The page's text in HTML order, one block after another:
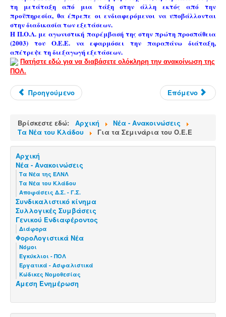
τη μετάταξη από μια τάξη στην άλλη εκτός από την
προϋπηρεσία, θα έπρεπε οι ενδιαφερόμενοι να υποβάλλονται
στην διαδικασία των εξετάσεων.
Η Π.Ο.Λ. με αγωνιστική παρέμβασή της στην πρώτη προσπάθεια
(2003) του Ο.Ε.Ε. να εφαρμόσει την παραπάνω διάταξη,
απέτρεψε τη διεξαγωγή εξετάσεων.
Πατήστε εδώ για να διαβάσετε ολόκληρη την ανακοίνωση της
ΠΟΛ.
Προηγούμενο Επόμενο
Βρίσκεστε εδώ: Αρχική
Νέα - Ανακοινώσεις
Τα Νέα του Κλάδου
Για τα Σεμινάρια του Ο.Ε.Ε
Αρχική
Νέα - Ανακοινώσεις
Τα Νέα της ΕΛΝΛ
Τα Νέα του Κλάδου
Αποφάσεις Δ.Σ. - Γ.Σ.
Συνδικαλιστικό κίνημα
Συλλογικές Συμβάσεις
Γενικού Ενδιαφέροντος
Διάφορα
ΦοροΛογιστικά Νέα
Νόμοι
Εγκύκλιοι - ΠΟΛ
Εργατικά - Ασφαλιστικά
Κώδικες Νομοθεσίας
Άμεση Ενημέρωση